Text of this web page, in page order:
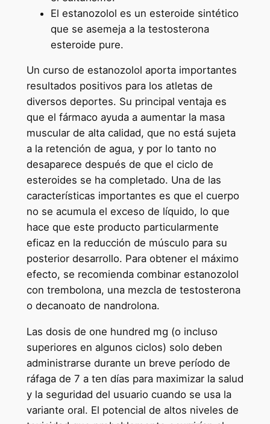
El estanozolol es un esteroide sintético
que se asemeja a la testosterona
esteroide pure.
Un curso de estanozolol aporta importantes
resultados positivos para los atletas de
diversos deportes. Su principal ventaja es
que el fármaco ayuda a aumentar la masa
muscular de alta calidad, que no está sujeta
a la retención de agua, y por lo tanto no
desaparece después de que el ciclo de
esteroides se ha completado. Una de las
características importantes es que el cuerpo
no se acumula el exceso de líquido, lo que
hace que este producto particularmente
eficaz en la reducción de músculo para su
posterior desarrollo. Para obtener el máximo
efecto, se recomienda combinar estanozolol
con trembolona, una mezcla de testosterona
o decanoato de nandrolona.
Las dosis de one hundred mg (o incluso
superiores en algunos ciclos) solo deben
administrarse durante un breve período de
ráfaga de 7 a ten días para maximizar la salud
y la seguridad del usuario cuando se usa la
variante oral. El potencial de altos niveles de